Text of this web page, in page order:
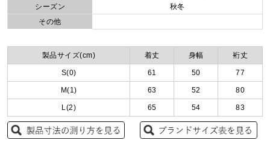
シーズン
秋冬
その他
製品サイズ(cm) 着丈 身幅 裄丈
S(0) 61 50 77
M(1) 63 52 80
L(2) 65 54 83